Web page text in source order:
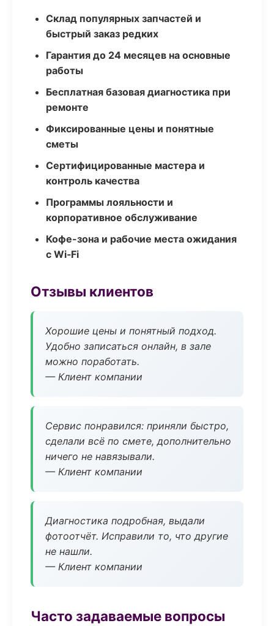
Склад популярных запчастей и
быстрый заказ редких
Гарантия до 24 месяцев на основные
работы
Бесплатная базовая диагностика при
ремонте
Фиксированные цены и понятные
сметы
Сертифицированные мастера и
контроль качества
Программы лояльности и
корпоративное обслуживание
Кофе-зона и рабочие места ожидания
с Wi‑Fi
Отзывы клиентов
Хорошие цены и понятный подход.
Удобно записаться онлайн, в зале
можно поработать.
— Клиент компании
Сервис понравился: приняли быстро,
сделали всё по смете, дополнительно
ничего не навязывали.
— Клиент компании
Диагностика подробная, выдали
фотоотчёт. Исправили то, что другие
не нашли.
— Клиент компании
Часто задаваемые вопросы